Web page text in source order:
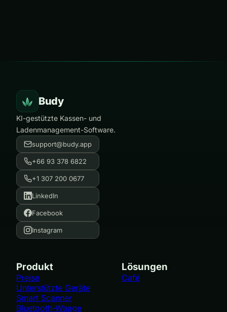
Budy
KI-gestützte Kassen- und
Ladenmanagement-Software.
support@budy.app
+66 93 378 6822
+1 307 200 0677
LinkedIn
Facebook
Instagram
Produkt
Preise
Unterstützte Geräte
Smart Scanner
Bluetooth-Waage
Lösungen
Café